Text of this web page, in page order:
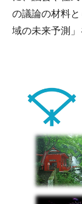
の議論の材料
域の未来予測」